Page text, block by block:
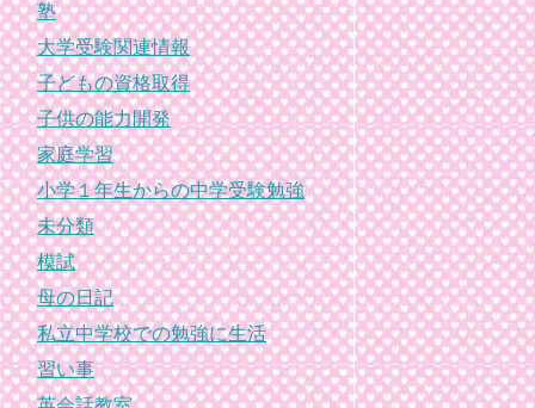
塾
大学受験関連情報
子どもの資格取得
子供の能力開発
家庭学習
小学１年生からの中学受験勉強
未分類
模試
母の日記
私立中学校での勉強に生活
習い事